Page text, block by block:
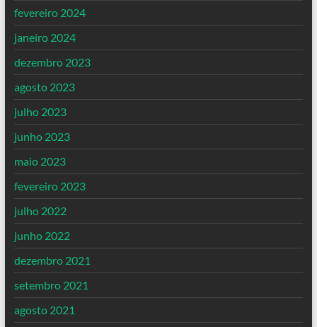
fevereiro 2024
janeiro 2024
dezembro 2023
agosto 2023
julho 2023
junho 2023
maio 2023
fevereiro 2023
julho 2022
junho 2022
dezembro 2021
setembro 2021
agosto 2021